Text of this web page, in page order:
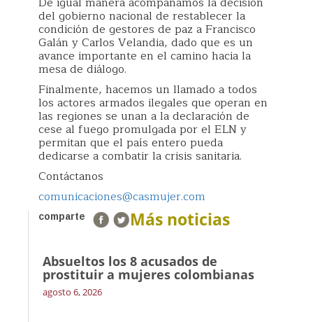
del gobierno nacional de restablecer la
condición de gestores de paz a Francisco
Galán y Carlos Velandia, dado que es un
avance importante en el camino hacia la
mesa de diálogo.
Finalmente, hacemos un llamado a todos
los actores armados ilegales que operan en
las regiones se unan a la declaración de
cese al fuego promulgada por el ELN y
permitan que el país entero pueda
dedicarse a combatir la crisis sanitaria.
Contáctanos
comunicaciones@casmujer.com
comparte Más noticias
Absueltos los 8 acusados de
prostituir a mujeres colombianas
agosto 6, 2026